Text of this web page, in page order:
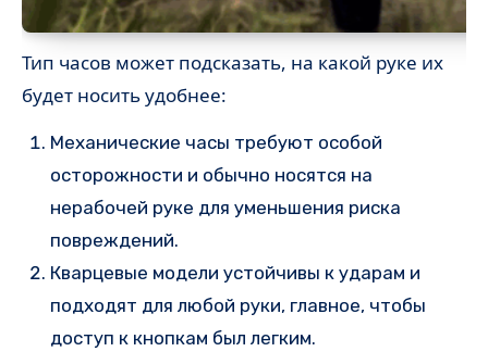
Тип часов может подсказать, на какой руке их
будет носить удобнее:
Механические часы требуют особой
осторожности и обычно носятся на
нерабочей руке для уменьшения риска
повреждений.
Кварцевые модели устойчивы к ударам и
подходят для любой руки, главное, чтобы
доступ к кнопкам был легким.